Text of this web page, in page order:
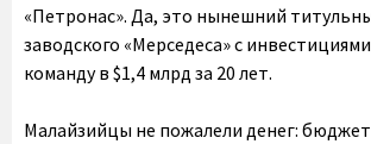
«Петронас». Да, это нынешний
заводского «Мерседеса» с
команду в $1,4 млрд за 20 лет.
Малайзийцы не пожалели денег: